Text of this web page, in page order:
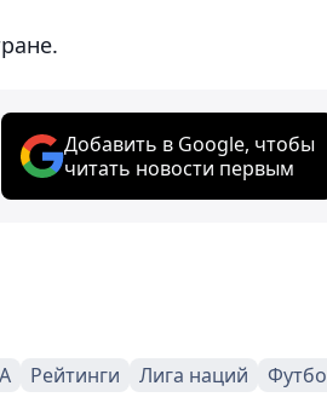
Добавить в Google, чтобы
читать новости первым
Рейтинги Лига наций